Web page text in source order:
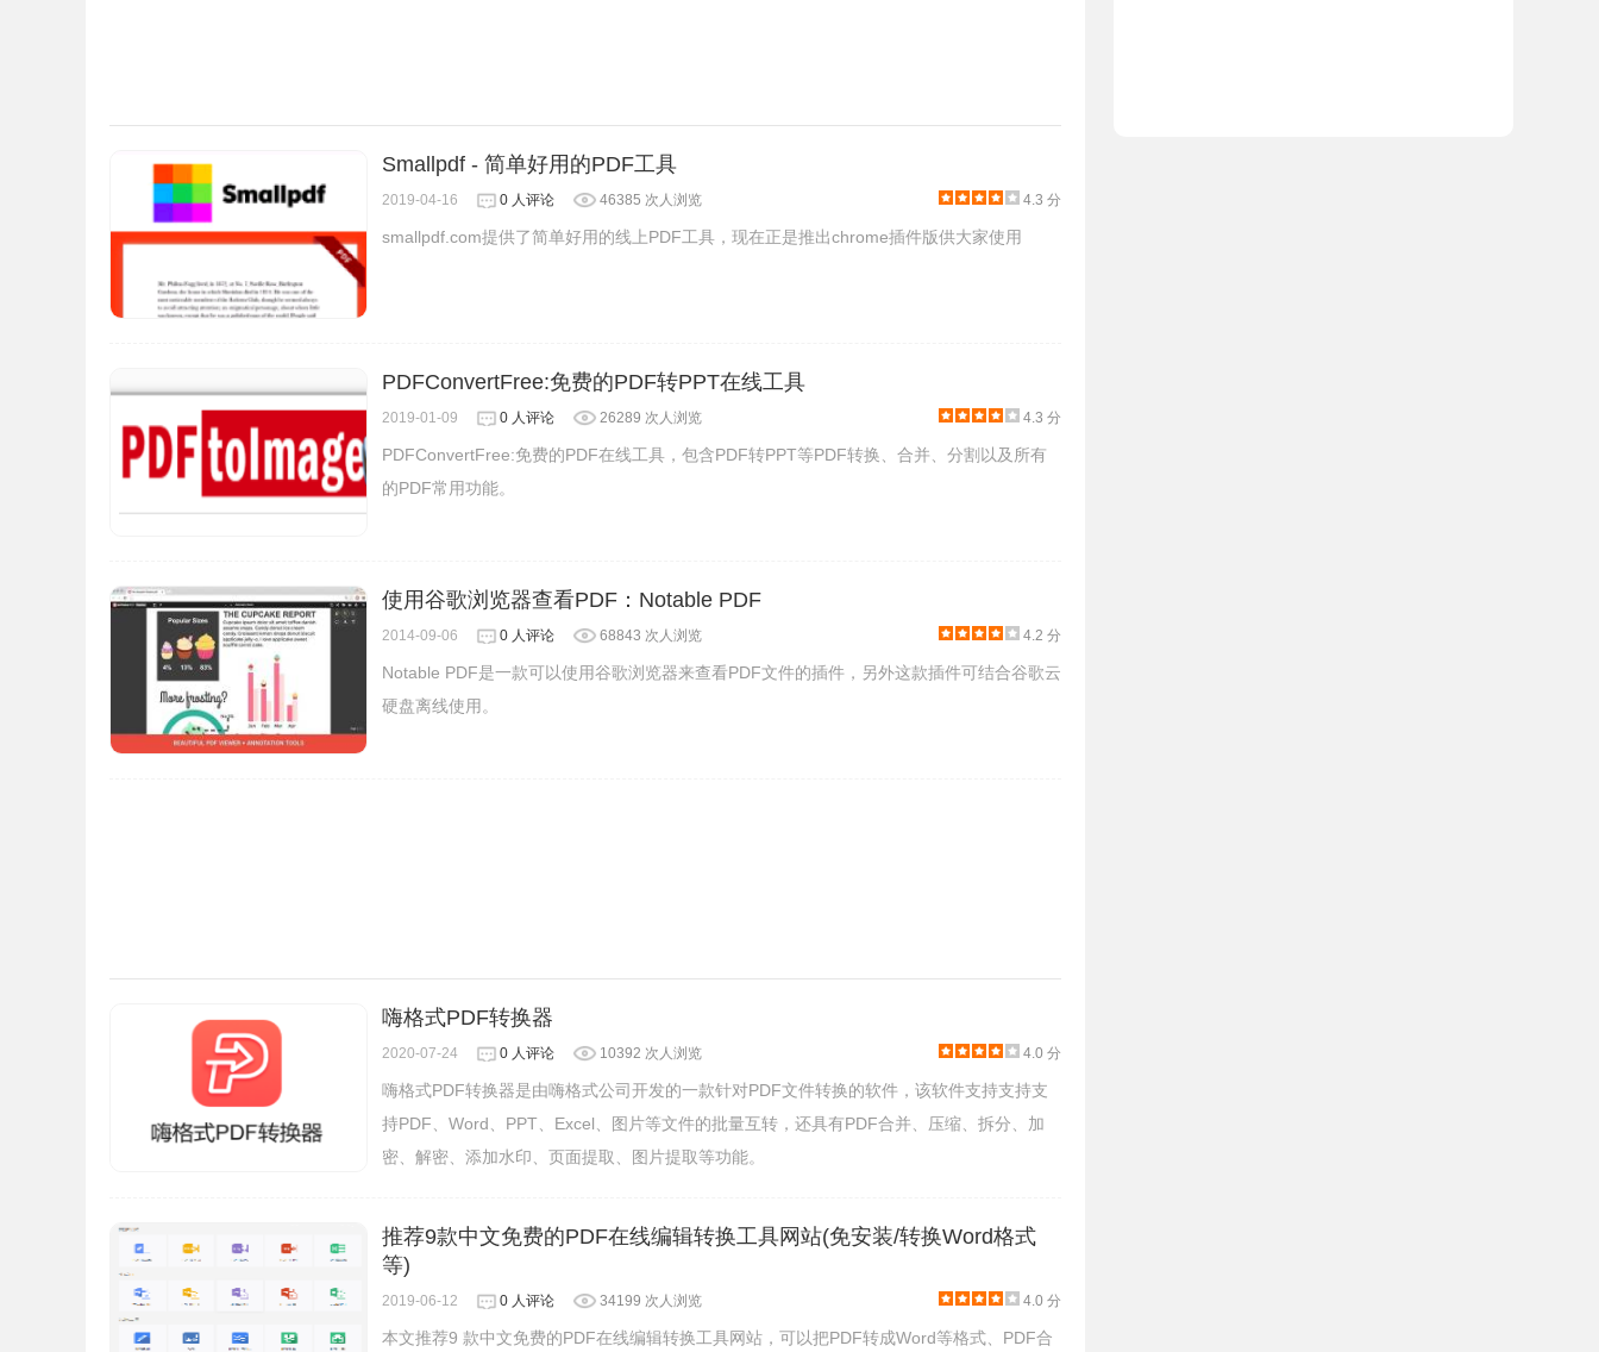
2、最新版本的chrome浏览器直接拖放安装时会出现“程序包无效CRX-HEADER-INVALID”的报错信息，参照：
Chrome插件安装时出现"CRX-HEADER-INVALID"解决方法，安装好后即可使用。
3、插件安装后会出现在浏览器
4、当浏览网页时，点击右上角的PDFlux图标，会出现一个二维码，扫码登录即可。
5、然后网页中会出现”在PDFlux中打开“按钮，点击”在PDFlux中打开“按钮，对应的PDF文件即会上传到PDFlux。
Smallpdf - 简单好用的PDF工具
2019-04-16 0 人评论 46385 次人浏览 4.3 分
smallpdf.com提供了简单好用的线上PDF工具，现在正是推出chrome插件版供大家使用
PDFConvertFree:免费的PDF转PPT在线工具
2019-01-09 0 人评论 26289 次人浏览 4.3 分
PDFConvertFree:免费的PDF在线工具，包含PDF转PPT等PDF转换、合并、分割以及所有
的PDF常用功能。
使用谷歌浏览器查看PDF：Notable PDF
2014-09-06 0 人评论 68843 次人浏览 4.2 分
Notable PDF是一款可以使用谷歌浏览器来查看PDF文件的插件，另外这款插件可结合谷歌云
硬盘离线使用。
嗨格式PDF转换器
2020-07-24 0 人评论 10392 次人浏览 4.0 分
嗨格式PDF转换器是由嗨格式公司​开发的一款针对PDF文件转换的软件，该软件支持支持支
持PDF、Word、PPT、Excel、图片等文件的批量互转，还具有PDF合并、压缩、拆分、加
密、解密、添加水印、页面提取、图片提取等功能。
推荐9款中文免费的PDF在线编辑转换工具网站(免安装/转换Word格式
等)
2019-06-12 0 人评论 34199 次人浏览 4.0 分
本文推荐9 款中文免费的PDF在线编辑转换工具网站，可以把PDF转成Word等格式、PDF合